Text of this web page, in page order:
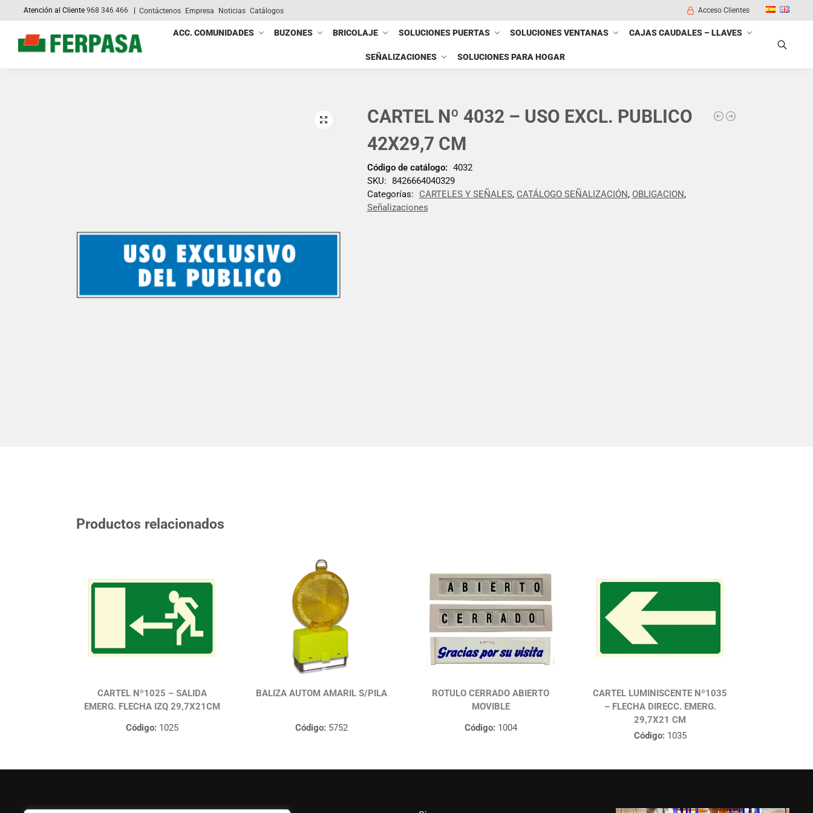
Atención al Cliente968 346 466 Contáctenos Empresa Noticias Catálogos Acceso Clientes
ACC. COMUNIDADES BUZONES BRICOLAJE SOLUCIONES PUERTAS SOLUCIONES VENTANAS CAJAS CAUDALES – LLAVES
SEÑALIZACIONES SOLUCIONES PARA HOGAR
Search
CARTEL Nº 4032 – USO EXCL. PUBLICO
42X29,7 CM
Código de catálogo: 4032
SKU: 8426664040329
Categorías:
CARTELES Y SEÑALES, CATÁLOGO SEÑALIZACIÓN, OBLIGACION,
Señalizaciones
Productos relacionados
CARTEL Nº1025 – SALIDA
EMERG. FLECHA IZQ 29,7X21CM
Código: 1025
BALIZA AUTOM AMARIL S/PILA
Código: 5752
ROTULO CERRADO ABIERTO
MOVIBLE
Código: 1004
CARTEL LUMINISCENTE Nº1035
– FLECHA DIRECC. EMERG.
29,7X21 CM
Código: 1035